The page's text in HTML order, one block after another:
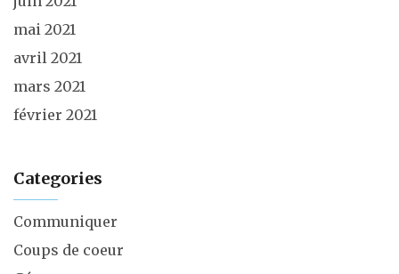
mai 2021
avril 2021
mars 2021
février 2021
Categories
Communiquer
Coups de coeur